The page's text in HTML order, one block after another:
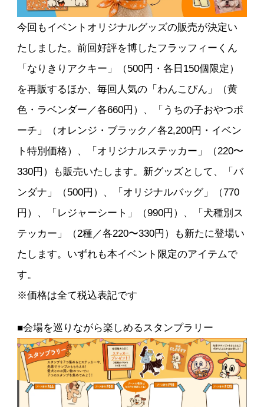
今回もイベントオリジナルグッズの販売が決定い
たしました。前回好評を博したフラッフィーくん
「なりきりアクキー」（500円・各日150個限定）
を再販するほか、毎回人気の「わんこぴん」（黄
色・ラベンダー／各660円）、「うちの子おやつポ
ーチ」（オレンジ・ブラック／各2,200円・イベン
ト特別価格）、「オリジナルステッカー」（220〜
330円）も販売いたします。新グッズとして、「バ
ンダナ」（500円）、「オリジナルバッグ」（770
円）、「レジャーシート」（990円）、「犬種別ス
テッカー」（2種／各220〜330円）も新たに登場い
たします。いずれも本イベント限定のアイテムで
す。
※価格は全て税込表記です
■会場を巡りながら楽しめるスタンプラリー